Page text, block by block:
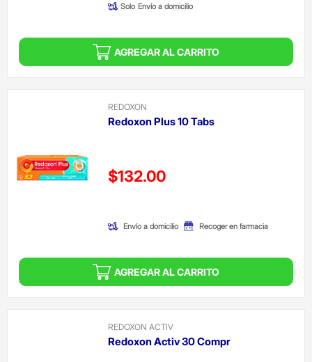
Solo Envío a domicilio
AGREGAR AL CARRITO
REDOXON
Redoxon Plus 10 Tabs
Precio reducido de
$132.00
Envío a domicilio Recoger en farmacia
AGREGAR AL CARRITO
REDOXON ACTIV
Redoxon Activ 30 Compr